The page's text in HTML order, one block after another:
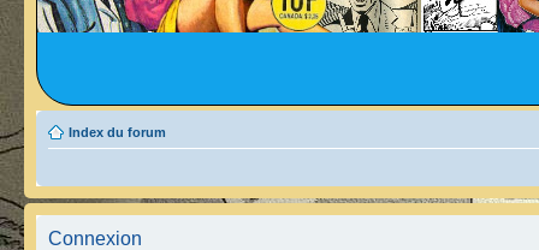
Index du forum
Connexion